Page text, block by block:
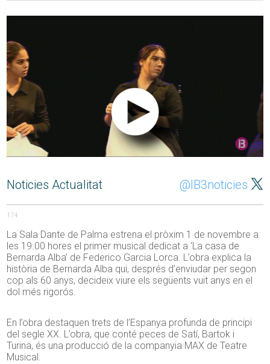
Noticies Actualitat @IB3noticies
174
La Sala Dante de Palma estrena el pròxim 1 de novembre a
les 19.00 hores el primer musical dedicat a ‘La casa de
Bernarda Alba’ de Federico Garcia Lorca. L’obra explica la
història de Bernarda Alba qui, després d’enviudar per segon
cop als 60 anys, decideix viure els següents vuit anys en el
dol més rigorós.
En l’obra destaquen trets de l’Espanya profunda de principi
del segle XX. L’obra, que conté peces de Satí, Bartok i
Turina, és una producció de la companyia MAX de Teatre
Musical.